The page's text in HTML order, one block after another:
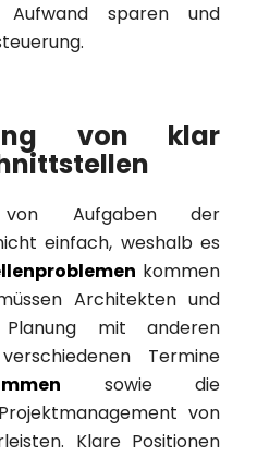
sparen und
von klar
Aufgaben der
einfach, weshalb es
kommen
Architekten und
mit anderen
Termine
sowie die
von
Klare Positionen